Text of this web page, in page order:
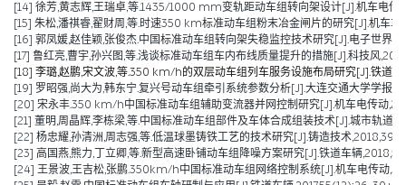
[14] 徐芳,黄志辉,王瑞卓,等.1435/1000 mm变轨距动车组转向架设计[J].机车电传
[15] 朱松,潘祺睿,翟财周,等.时速350 km标准动车组粉末冶金闸片的研究[J].机车
[16] 郭凤媛,赵佳颖,张俊杰.中国标准动车组转向架失稳监控技术研究[J].电子世界
[17] 鲁红亮,曹宇,孙兴图,等.浅谈标准动车组车内布线质量提升的措施[J].科技风
[18] 李璐,赵鹏,宋文波,等.350 km/h的双层动车组列车服务设施布局研究[J].铁道
[19] 罗昭强,尚大为,韩东宁.复兴号动车组牵引系统参数分析[J].大连交通大学学报
[20] 宋永丰.350 km/h中国标准动车组辅助变流器并网控制研究[J].机车电传动
[21] 董明,周晶辉,李栋梁,等.中国标准动车组部件及车体合成组装技术[J].城市轨道
[22] 杨忠耀,孙清洲,周志强,等.低温球墨铸铁工艺的技术研究[J].铸造技术
[23] 高国燕,熊力,丁立卿,等.新型高速卧铺动车组降噪方案研究[J].铁道车辆
[24] 王景波,王吉松,张鹏.350km/h中国标准动车组网络控制系统[J].机车电传动